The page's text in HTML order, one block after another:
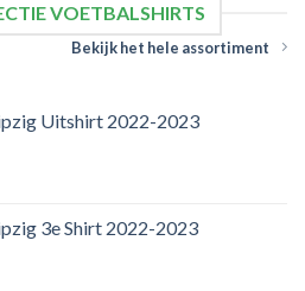
VOETBALSHIRTS
Bekijk het hele assortiment
Uitshirt 2022-2023
3e Shirt 2022-2023